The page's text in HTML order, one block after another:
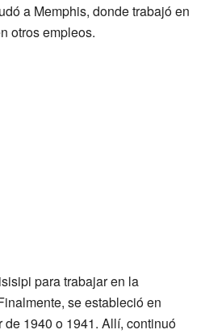
a Memphis, donde trabajó en
otros empleos.
para trabajar en la
se estableció en
1940 o 1941. Allí, continuó